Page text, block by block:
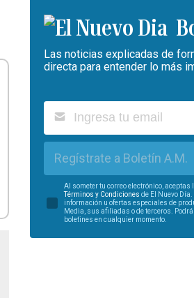
Las noticias explicadas de
directa para entender lo más
Regístrate a Boletín A.M.
Al someter tu correo electrónico, aceptas
Términos y Condiciones de El Nuevo
información u ofertas especiales de
Media, sus afiliadas o de terceros.
boletines en cualquier momento.